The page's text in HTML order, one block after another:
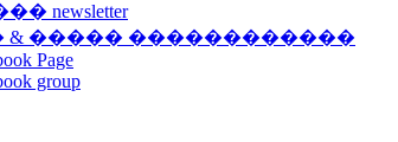
newsletter
& ����� ������������
Page
group